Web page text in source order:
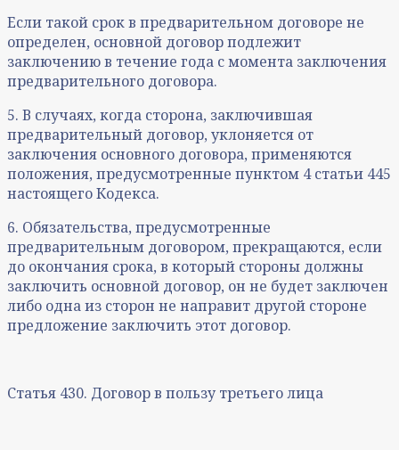
Если такой срок в предварительном договоре не
определен, основной договор подлежит
заключению в течение года с момента заключения
предварительного договора.
5. В случаях, когда сторона, заключившая
предварительный договор, уклоняется от
заключения основного договора, применяются
положения, предусмотренные пунктом 4 статьи 445
настоящего Кодекса.
6. Обязательства, предусмотренные
предварительным договором, прекращаются, если
до окончания срока, в который стороны должны
заключить основной договор, он не будет заключен
либо одна из сторон не направит другой стороне
предложение заключить этот договор.
Статья 430. Договор в пользу третьего лица